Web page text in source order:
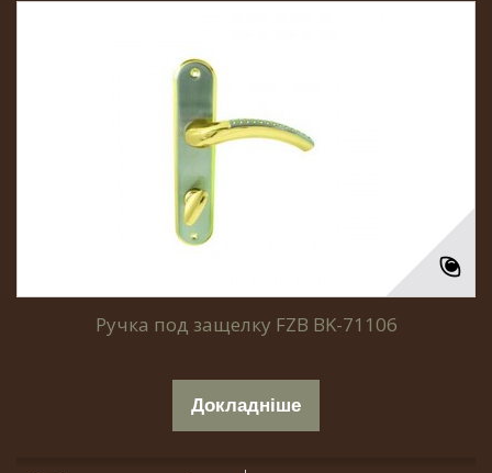
Ручка под защелку FZB BK-71106
Докладніше